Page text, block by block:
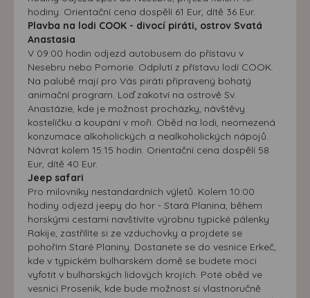
hodiny. Orientační cena dospělí 61 Eur, dítě 36 Eur.
Plavba na lodi COOK - divocí piráti, ostrov Svatá
Anastasia
V 09:00 hodin odjezd autobusem do přístavu v
Nesebru nebo Pomorie. Odplutí z přístavu lodí COOK.
Na palubě mají pro Vás piráti připravený bohatý
animační program. Loď zakotví na ostrově Sv.
Anastázie, kde je možnost procházky, návštěvy
kostelíčku a koupání v moři. Oběd na lodi, neomezená
konzumace alkoholických a nealkoholických nápojů.
Návrat kolem 15:15 hodin. Orientační cena dospělí 58
Eur, dítě 40 Eur.
Jeep safari
Pro milovníky nestandardních výletů. Kolem 10:00
hodiny odjezd jeepy do hor - Stará Planina, během
horskými cestami navštívíte výrobnu typické pálenky
Rakije, zastřílíte si ze vzduchovky a projdete se
pohořím Staré Planiny. Dostanete se do vesnice Erkeč,
kde v typickém bulharském domě se budete moci
vyfotit v bulharských lidových krojích. Poté oběd ve
vesnici Prosenik, kde bude možnost si vlastnoručně